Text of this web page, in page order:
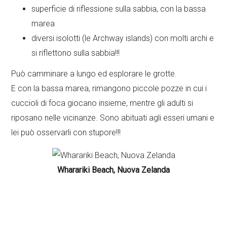
superficie di riflessione sulla sabbia, con la bassa
marea
diversi isolotti (le Archway islands) con molti archi e
si riflettono sulla sabbia!!!
Può camminare a lungo ed esplorare le grotte.
E con la bassa marea, rimangono piccole pozze in cui i
cuccioli di foca giocano insieme, mentre gli adulti si
riposano nelle vicinanze. Sono abituati agli esseri umani e
lei può osservarli con stupore!!!
Wharariki Beach, Nuova Zelanda